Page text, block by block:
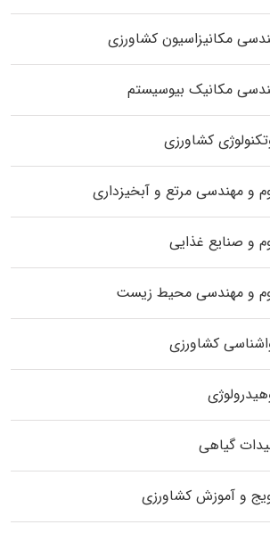
مکانیزاسیون کشاورزی
مکانیک بیوسیستم
کشاورزی
و مهندسی مرتع و آبخیزداری
و صنایع غذایی
و مهندسی محیط زیست
کشاورزی
گیاهی
و آموزش کشاورزی